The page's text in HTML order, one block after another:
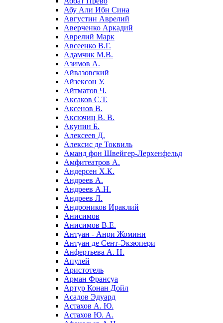
Абу Али Ибн Сина
Августин Аврелий
Аверченко Аркадий
Аврелий Марк
Авсеенко В.Г.
Адамчик М.В.
Азимов А.
Айвазовский
Айзексон У.
Айтматов Ч.
Аксаков С.Т.
Аксенов В.
Аксючиц В. В.
Акунин Б.
Алексеев Д.
Алексис де Токвиль
Аманд фон Швейгер-Лерхенфельд
Амфитеатров А.
Андерсен Х.К.
Андреев А.
Андреев А.Н.
Андреев Л.
Андроников Ираклий
Анисимов
Анисимов В.Е.
Антуан - Анри Жомини
Антуан де Сент-Экзюпери
Анфертьева А. Н.
Апулей
Аристотель
Арман Франсуа
Артур Конан Дойл
Асадов Эдуард
Астахов А. Ю.
Астахов Ю. А.